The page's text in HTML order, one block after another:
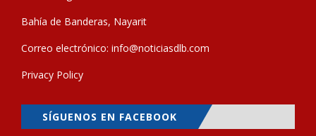
Bahía de Banderas, Nayarit
Correo electrónico: info@noticiasdlb.com
Privacy Policy
SÍGUENOS EN FACEBOOK